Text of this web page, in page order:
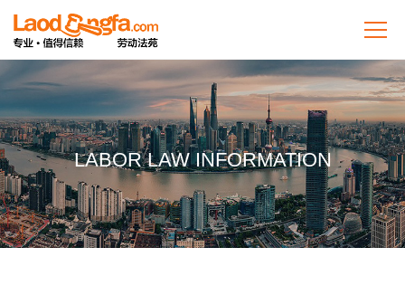
LABOR LAW INFORMATION